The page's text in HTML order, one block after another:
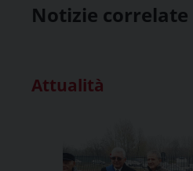
Notizie correlate
Attualità